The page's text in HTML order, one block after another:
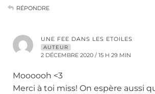
RÉPONDRE
UNE FEE DANS LES ETOILES
AUTEUR
2 DÉCEMBRE 2020 / 15 H 29 MIN
Moooooh <3
Merci à toi miss! On espère aussi